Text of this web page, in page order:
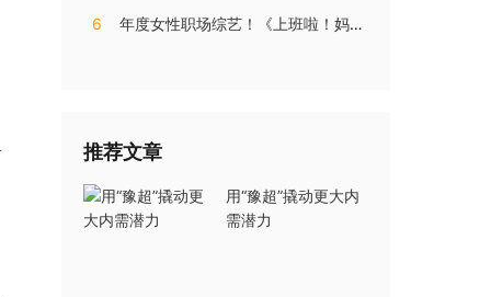
6 年度女性职场综艺！《上班啦！妈妈》第二季揭秘直播电商内幕
推荐文章
用“豫超”撬动更大内
需潜力